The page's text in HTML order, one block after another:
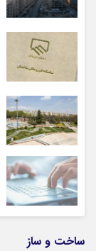
ساخت و ساز